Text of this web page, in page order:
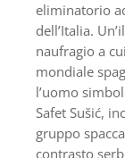
eliminatorio
dell’Italia.
naufragio a
mondiale
l’uomo
Safet Sušić,
gruppo
contrasto